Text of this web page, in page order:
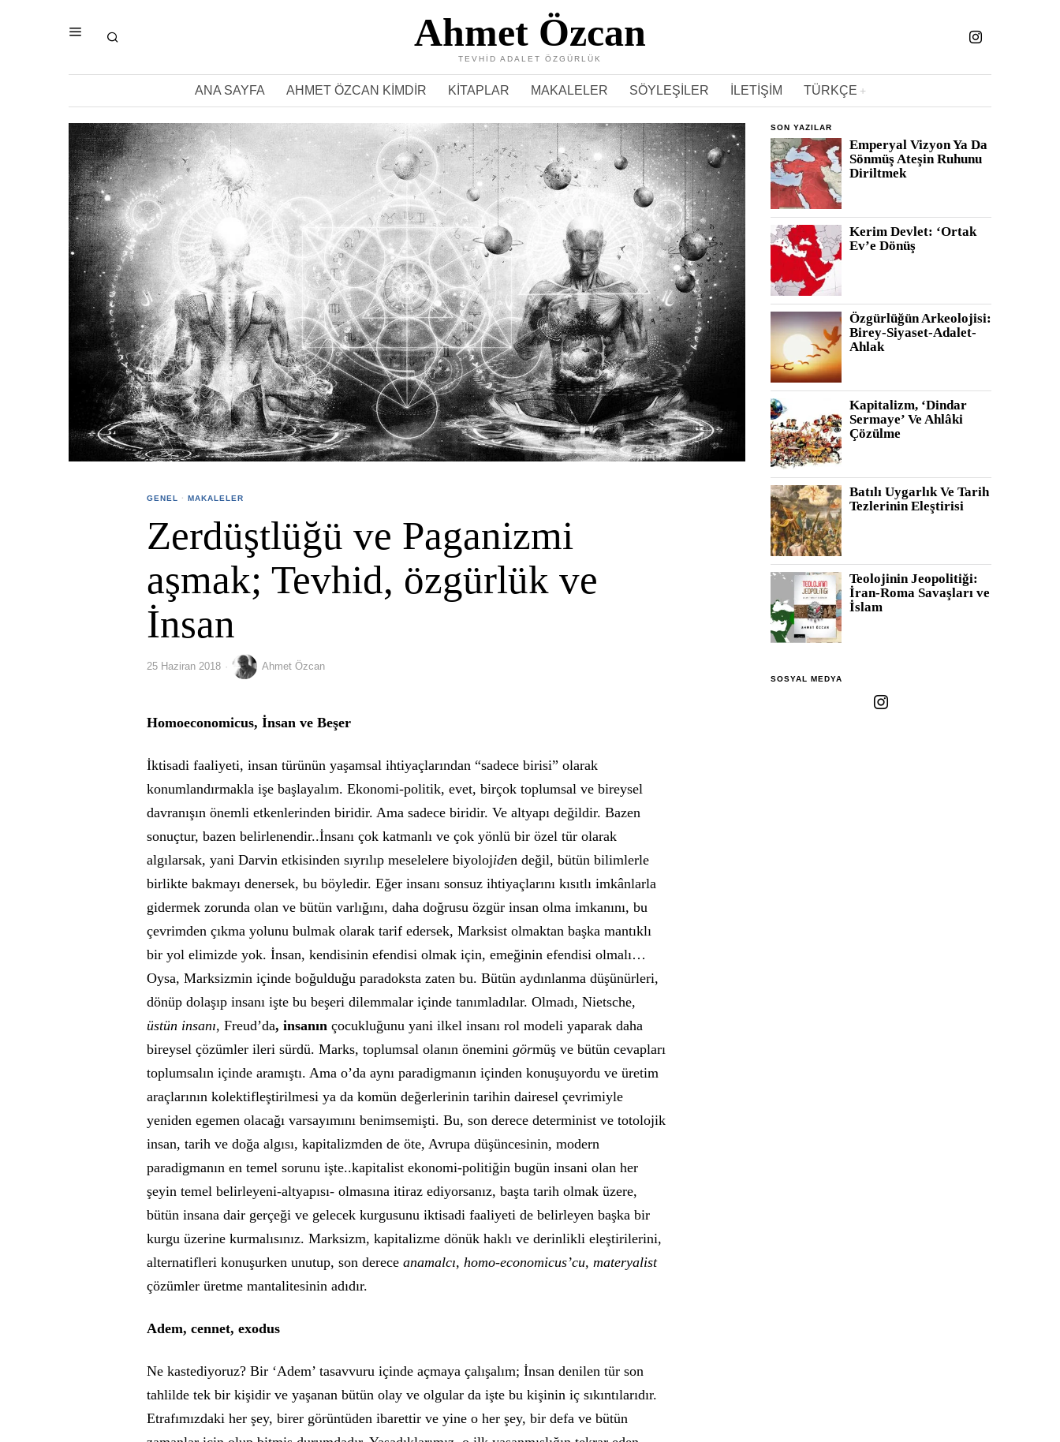
Ahmet Özcan
TEVHID ADALET ÖZGÜRLÜK
ANA SAYFA AHMET ÖZCAN KIMDIR KITAPLAR MAKALELER SÖYLEŞILER İLETIŞIM TÜRKÇE
GENEL · MAKALELER
Zerdüştlüğü ve Paganizmi
aşmak; Tevhid, özgürlük ve
İnsan
25 Haziran 2018 Ahmet Özcan
Homoeconomicus, İnsan ve Beşer
İktisadi faaliyeti, insan türünün yaşamsal ihtiyaçlarından “sadece birisi” olarak
konumlandırmakla işe başlayalım. Ekonomi-politik, evet, birçok toplumsal ve bireysel
davranışın önemli etkenlerinden biridir. Ama sadece biridir. Ve altyapı değildir. Bazen
sonuçtur, bazen belirlenendir..İnsanı çok katmanlı ve çok yönlü bir özel tür olarak
algılarsak, yani Darvin etkisinden sıyrılıp meselelere biyolojiden değil, bütün bilimlerle
birlikte bakmayı denersek, bu böyledir. Eğer insanı sonsuz ihtiyaçlarını kısıtlı imkânlarla
gidermek zorunda olan ve bütün varlığını, daha doğrusu özgür insan olma imkanını, bu
çevrimden çıkma yolunu bulmak olarak tarif edersek, Marksist olmaktan başka mantıklı
bir yol elimizde yok. İnsan, kendisinin efendisi olmak için, emeğinin efendisi olmalı…
Oysa, Marksizmin içinde boğulduğu paradoksta zaten bu. Bütün aydınlanma düşünürleri,
dönüp dolaşıp insanı işte bu beşeri dilemmalar içinde tanımladılar. Olmadı, Nietsche,
üstün insanı, Freud’da, insanın çocukluğunu yani ilkel insanı rol modeli yaparak daha
bireysel çözümler ileri sürdü. Marks, toplumsal olanın önemini görmüş ve bütün cevapları
toplumsalın içinde aramıştı. Ama o’da aynı paradigmanın içinden konuşuyordu ve üretim
araçlarının kolektifleştirilmesi ya da komün değerlerinin tarihin dairesel çevrimiyle
yeniden egemen olacağı varsayımını benimsemişti. Bu, son derece determinist ve totolojik
insan, tarih ve doğa algısı, kapitalizmden de öte, Avrupa düşüncesinin, modern
paradigmanın en temel sorunu işte..kapitalist ekonomi-politiğin bugün insani olan her
şeyin temel belirleyeni-altyapısı- olmasına itiraz ediyorsanız, başta tarih olmak üzere,
bütün insana dair gerçeği ve gelecek kurgusunu iktisadi faaliyeti de belirleyen başka bir
kurgu üzerine kurmalısınız. Marksizm, kapitalizme dönük haklı ve derinlikli eleştirilerini,
alternatifleri konuşurken unutup, son derece anamalcı, homo-economicus’cu, materyalist
çözümler üretme mantalitesinin adıdır.
Adem, cennet, exodus
Ne kastediyoruz? Bir ‘Adem’ tasavvuru içinde açmaya çalışalım; İnsan denilen tür son
tahlilde tek bir kişidir ve yaşanan bütün olay ve olgular da işte bu kişinin iç sıkıntılarıdır.
Etrafımızdaki her şey, birer görüntüden ibarettir ve yine o her şey, bir defa ve bütün
SON YAZILAR
Emperyal Vizyon Ya Da
Sönmüş Ateşin Ruhunu
Diriltmek
Kerim Devlet: ‘Ortak
Ev’e Dönüş
Özgürlüğün Arkeolojisi:
Birey-Siyaset-Adalet-
Ahlak
Kapitalizm, ‘Dindar
Sermaye’ Ve Ahlâki
Çözülme
Batılı Uygarlık Ve Tarih
Tezlerinin Eleştirisi
Teolojinin Jeopolitiği:
İran-Roma Savaşları ve
İslam
SOSYAL MEDYA